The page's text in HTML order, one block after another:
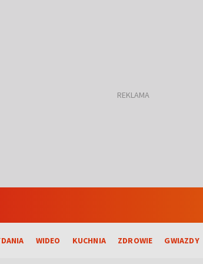
WIDEO KUCHNIA ZDROWIE GWIAZDY